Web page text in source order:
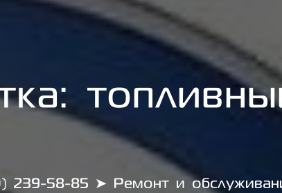
239-58-85 ➤ Ремонт и